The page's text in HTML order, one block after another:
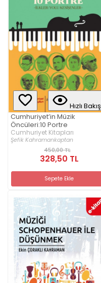
Hızlı Bakış
Cumhuriyet’in Müzik
Öncüleri:10 Portre
Cumhuriyet Kitapları
Şefik Kahramankaptan
450,00 TL
328,50 TL
Sepete Ekle